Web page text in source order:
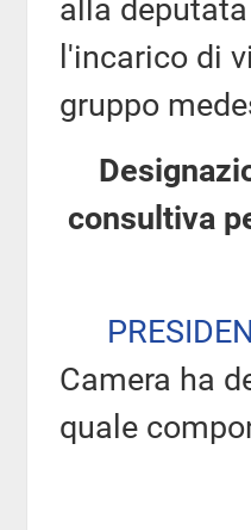
alla
l'incarico di
gruppo
consultiva
Camera ha
quale